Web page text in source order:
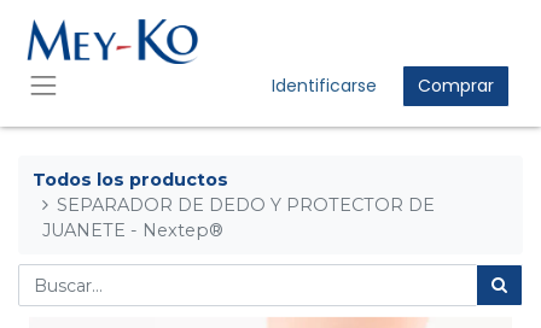
Identificarse Comprar
Todos los productos
SEPARADOR DE DEDO Y PROTECTOR DE
JUANETE - Nextep®